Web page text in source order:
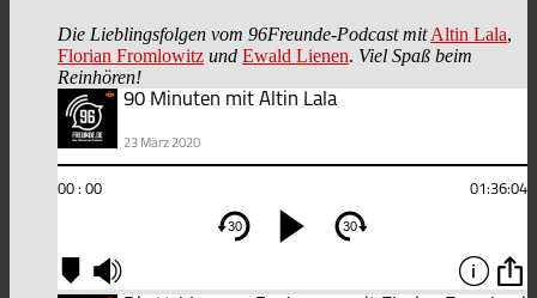
Die Lieblingsfolgen vom 96Freunde-Podcast mit Altin Lala,
Florian Fromlowitz und Ewald Lienen. Viel Spaß beim
Reinhören!